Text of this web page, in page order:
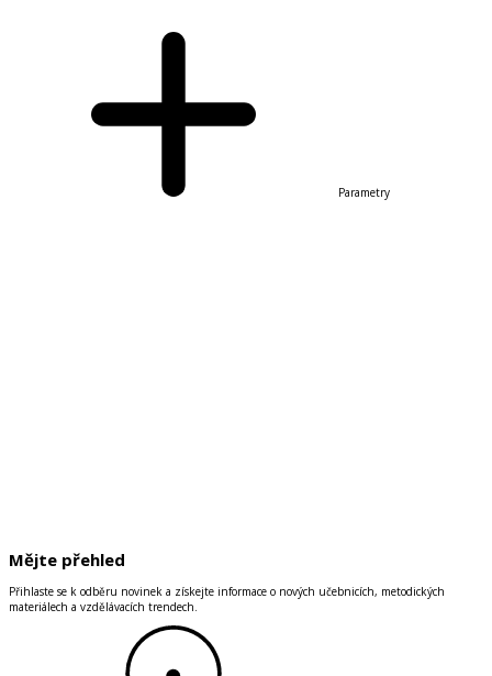
Parametry
Mějte přehled
Přihlaste se k odběru novinek a získejte informace o nových učebnicích, metodických
materiálech a vzdělávacích trendech.